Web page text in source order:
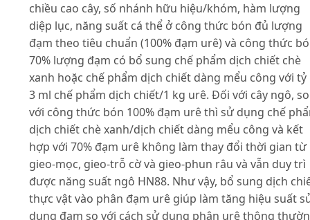
chiều cao cây, số nhánh hữu hiệu/khóm, hàm lượng
diệp lục, năng suất cá thể ở công thức bón đủ lượng
đạm theo tiêu chuẩn (100% đạm urê) và công thức
70% lượng đạm có bổ sung chế phẩm dịch chiết chè
xanh hoặc chế phẩm dịch chiết dàng mểu công với tỷ
3 ml chế phẩm dịch chiết/1 kg urê. Đối với cây ngô, so
với công thức bón 100% đạm urê thì sử dụng chế
dịch chiết chè xanh/dịch chiết dàng mểu công và kết
hợp với 70% đạm urê không làm thay đổi thời gian từ
gieo-mọc, gieo-trỗ cờ và gieo-phun râu và vẫn duy trì
được năng suất ngô HN88. Như vậy, bổ sung dịch
thực vật vào phân đạm urê giúp làm tăng hiệu suất
dụng đạm so với cách sử dụng phân urê thông